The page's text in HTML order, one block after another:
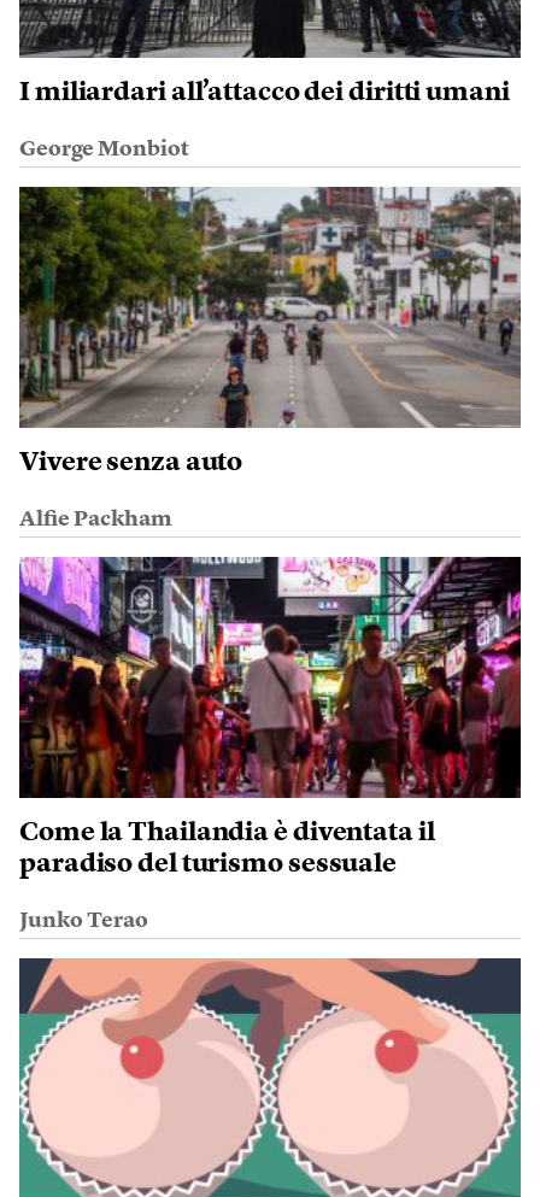
I miliardari all’attacco dei diritti umani
George Monbiot
Vivere senza auto
Alfie Packham
Come la Thailandia è diventata il
paradiso del turismo sessuale
Junko Terao